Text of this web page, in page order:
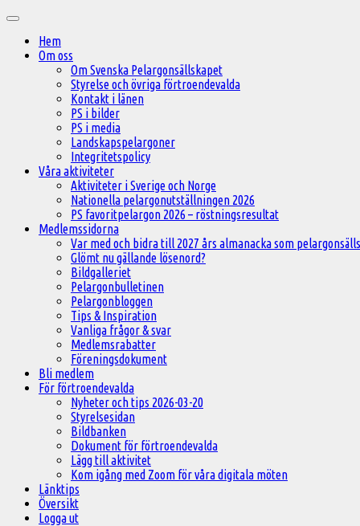
innehåll
Huvudmeny
Hem
Om oss
Om Svenska Pelargonsällskapet
Styrelse och övriga förtroendevalda
Kontakt i länen
PS i bilder
PS i media
Landskapspelargoner
Integritetspolicy
Våra aktiviteter
Aktiviteter i Sverige och Norge
Nationella pelargonutställningen 2026
PS favoritpelargon 2026 – röstningsresultat
Medlemssidorna
Var med och bidra till 2027 års almanacka som
Glömt nu gällande lösenord?
Bildgalleriet
Pelargonbulletinen
Pelargonbloggen
Tips & Inspiration
Vanliga frågor & svar
Medlemsrabatter
Föreningsdokument
Bli medlem
För förtroendevalda
Nyheter och tips 2026-03-20
Styrelsesidan
Bildbanken
Dokument för förtroendevalda
Lägg till aktivitet
Kom igång med Zoom för våra digitala möten
Länktips
Översikt
Logga ut